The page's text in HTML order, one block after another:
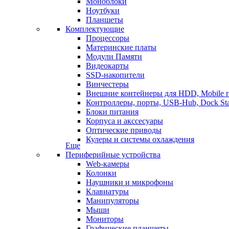
Ноутбуки
Планшеты
Комплектующие
Процессоры
Материнские платы
Модули Памяти
Видеокарты
SSD-накопители
Винчестеры
Внешние контейнеры для HDD, Mobile
Контроллеры, порты, USB-Hub, Dock
Блоки питания
Корпуса и акссесуары
Оптические приводы
Кулеры и системы охлаждения
Еще
Периферийные устройства
Web-камеры
Колонки
Наушники и микрофоны
Клавиатуры
Манипуляторы
Мыши
Мониторы